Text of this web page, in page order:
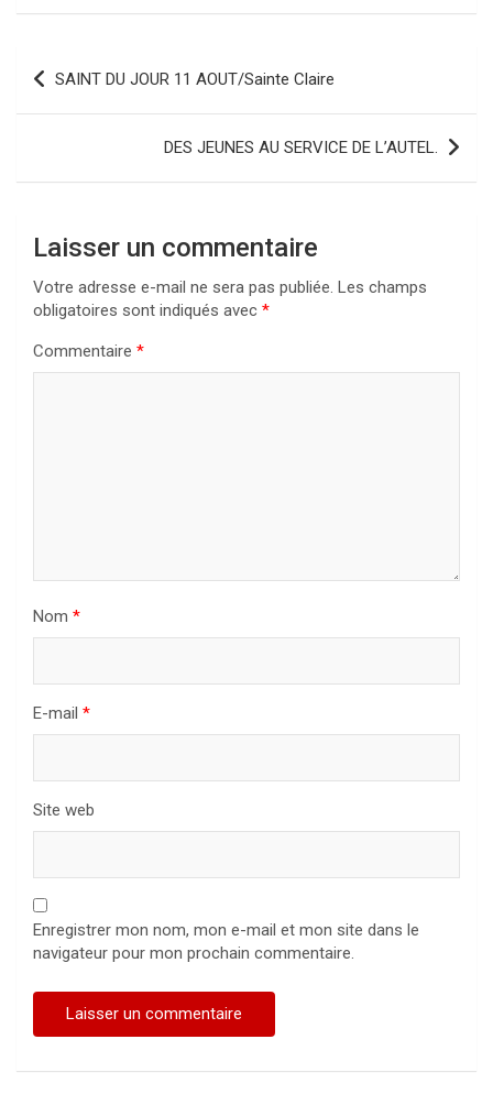
Navigation
de
SAINT DU JOUR 11 AOUT/Sainte Claire
DES JEUNES AU SERVICE DE L’AUTEL.
Laisser un commentaire
Votre adresse e-mail ne sera pas publiée. Les champs
obligatoires sont indiqués avec *
Commentaire *
Nom *
E-mail *
Site web
Enregistrer mon nom, mon e-mail et mon site dans le
navigateur pour mon prochain commentaire.